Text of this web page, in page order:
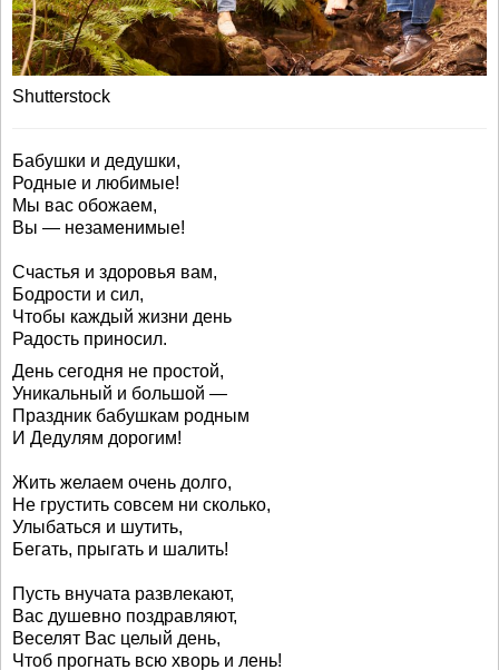
Shutterstock
Бабушки и дедушки,
Родные и любимые!
Мы вас обожаем,
Вы — незаменимые!
Счастья и здоровья вам,
Бодрости и сил,
Чтобы каждый жизни день
Радость приносил.
День сегодня не простой,
Уникальный и большой —
Праздник бабушкам родным
И Дедулям дорогим!
Жить желаем очень долго,
Не грустить совсем ни сколько,
Улыбаться и шутить,
Бегать, прыгать и шалить!
Пусть внучата развлекают,
Вас душевно поздравляют,
Веселят Вас целый день,
Чтоб прогнать всю хворь и лень!